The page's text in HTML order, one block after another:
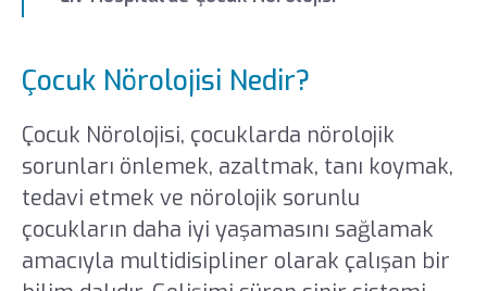
Çocuk Nörolojisi Nedir?
Çocuk Nörolojisi, çocuklarda nörolojik
sorunları önlemek, azaltmak, tanı koymak,
tedavi etmek ve nörolojik sorunlu
çocukların daha iyi yaşamasını sağlamak
amacıyla multidisipliner olarak çalışan bir